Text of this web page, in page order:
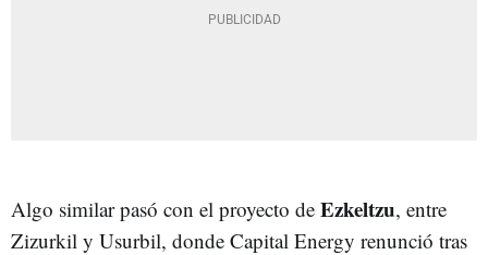
Algo similar pasó con el proyecto de Ezkeltzu, entre
Zizurkil y Usurbil, donde Capital Energy renunció tras